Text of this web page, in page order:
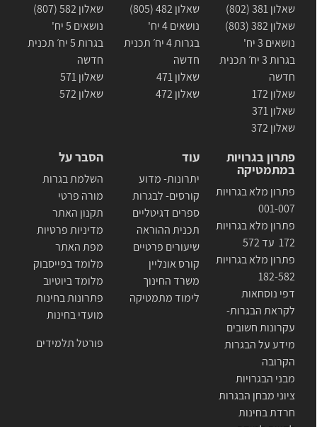
שאלון 381 (802)
שאלון 382 (803)
נושאים 3 יח'
בגרות 3 יח׳ תכנית
חדשה
שאלון 172
שאלון 371
שאלון 372
שאלון 482 (805)
נושאים 4 יח'
בגרות 4 יח׳ תכנית
חדשה
שאלון 471
שאלון 472
שאלון 582 (807)
נושאים 5 יח'
בגרות 5 יח׳ תכנית
חדשה
שאלון 571
שאלון 572
פתרון בגרויות
במתמטיקה
פתרון מלא בגרויות
001-007
פתרון מלא בגרויות
172 עד 572
פתרון מלא בגרויות
182-582
דפי נוסחאות
לקראת הבגרות-
עקרונות חשובים
מידע על הבגרות
הקרובה
מבני הבגרויות
ציוני מבחן הבגרות
חרדת בחינות
עוד
יתרונות- מדוע
קורסים- לבגרות
ספרים דגיטליים
תכנית ההוראה
שיעורים פרטיים
קורס אונליין
משרד החינוך
לימוד מתמטיקה
הסבר על
השלמת בגרות
מורה פרטי
תקנון האתר
מדיניות פרטיות
מפת האתר
מלומד בפייסבוק
מלומד ביוטיוב
פתרונות בחינות
מועדי בחינות
פורטל תלמידים